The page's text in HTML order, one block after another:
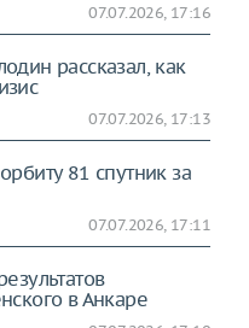
07.07.2026, 17:16
рассказал, как
07.07.2026, 17:13
81 спутник за
07.07.2026, 17:11
в Анкаре